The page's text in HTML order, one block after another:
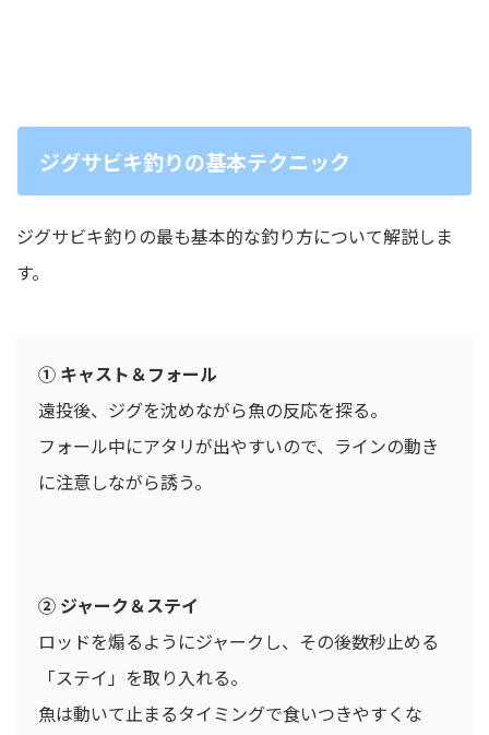
ジグサビキ釣りの基本テクニック
ジグサビキ釣りの最も基本的な釣り方について解説しま
す。
① キャスト＆フォール
遠投後、ジグを沈めながら魚の反応を探る。
フォール中にアタリが出やすいので、ラインの動き
に注意しながら誘う。
② ジャーク＆ステイ
ロッドを煽るようにジャークし、その後数秒止める
「ステイ」を取り入れる。
魚は動いて止まるタイミングで食いつきやすくな